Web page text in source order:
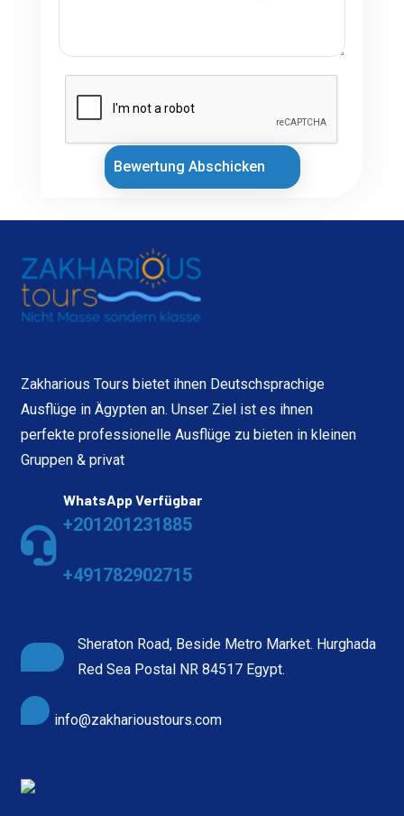
Bewertung Abschicken
Zakharious Tours bietet ihnen Deutschsprachige
Ausflüge in Ägypten an. Unser Ziel ist es ihnen
perfekte professionelle Ausflüge zu bieten in kleinen
Gruppen & privat
WhatsApp Verfügbar
+201201231885
+491782902715
Sheraton Road, Beside Metro Market. Hurghada
Red Sea Postal NR 84517 Egypt.
info@zakharioustours.com